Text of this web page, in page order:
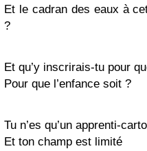
Et le cadran des eaux à
?
Et qu’y inscrirais-tu pour
Pour que l’enfance soit ?
Tu n’es qu’un apprenti-
Et ton champ est limité